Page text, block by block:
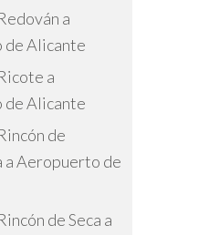
a
Alicante
a
Alicante
de
a Aeropuerto de
de Seca a